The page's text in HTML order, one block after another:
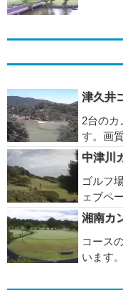
津久井
2台のカ
す。画
中津川
ゴルフ
ェブペ
湘南カ
コース
います